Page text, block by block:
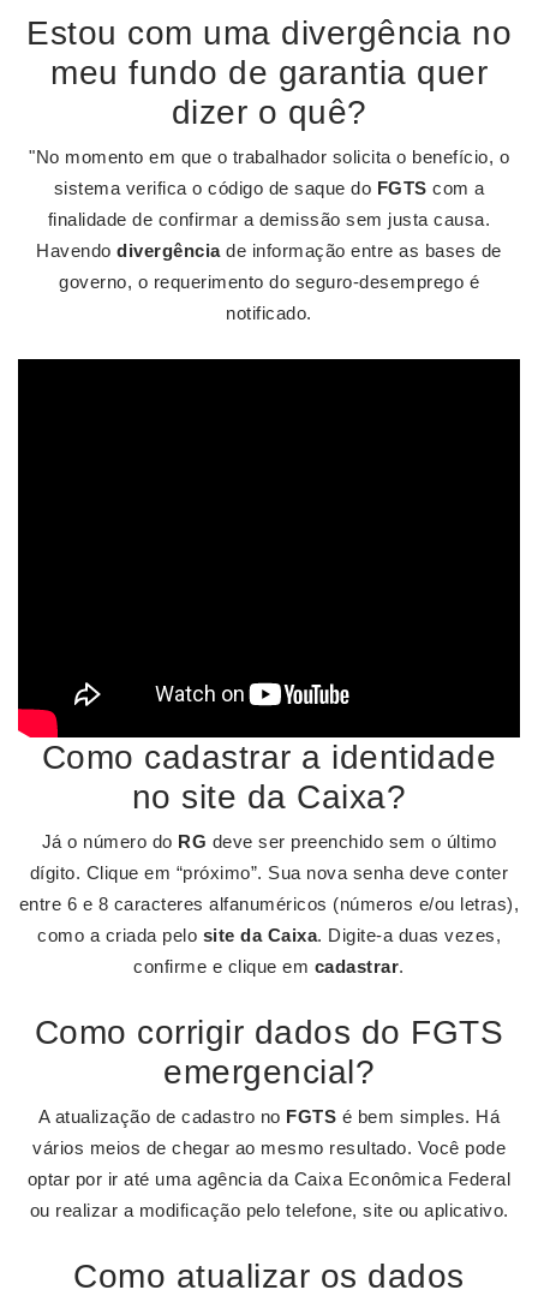
Estou com uma divergência no
meu fundo de garantia quer
dizer o quê?
"No momento em que o trabalhador solicita o benefício, o
sistema verifica o código de saque do FGTS com a
finalidade de confirmar a demissão sem justa causa.
Havendodivergênciade informação entre as bases de
governo, o requerimento do seguro-desemprego é
notificado.
Como cadastrar a identidade
no site da Caixa?
Já o número do RG deve ser preenchido sem o último
dígito. Clique em “próximo”. Sua nova senha deve conter
entre 6 e 8 caracteres alfanuméricos (números e/ou letras),
como a criada pelo site da Caixa. Digite-a duas vezes,
confirme e clique em cadastrar.
Como corrigir dados do FGTS
emergencial?
A atualização de cadastro no FGTS é bem simples. Há
vários meios de chegar ao mesmo resultado. Você pode
optar por ir até uma agência da Caixa Econômica Federal
ou realizar a modificação pelo telefone, site ou aplicativo.
Como atualizar os dados